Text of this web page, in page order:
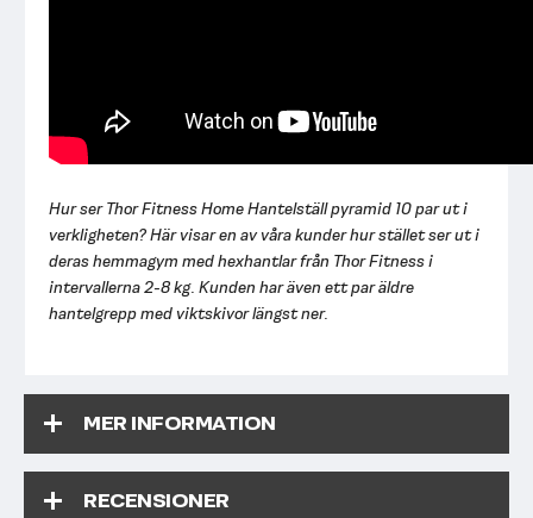
Hur ser Thor Fitness Home Hantelställ pyramid 10 par ut i
verkligheten? Här visar en av våra kunder hur stället ser ut i
deras hemmagym med hexhantlar från Thor Fitness i
intervallerna 2-8 kg. Kunden har även ett par äldre
hantelgrepp med viktskivor längst ner.
MER INFORMATION
RECENSIONER